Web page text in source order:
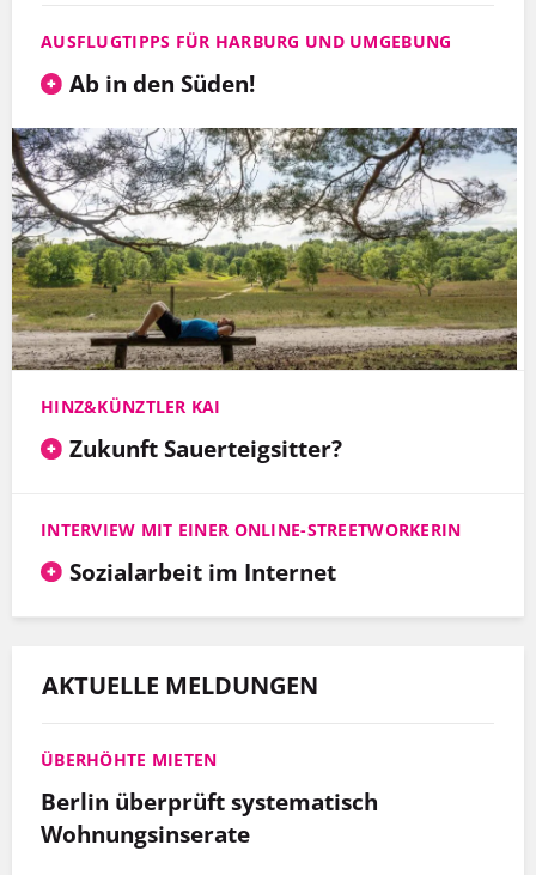
AUSFLUGTIPPS FÜR HARBURG UND UMGEBUNG
Ab in den Süden!
HINZ&KÜNZTLER KAI
Zukunft Sauerteigsitter?
INTERVIEW MIT EINER ONLINE-STREETWORKERIN
Sozialarbeit im Internet
AKTUELLE MELDUNGEN
ÜBERHÖHTE MIETEN
Berlin überprüft systematisch
Wohnungsinserate